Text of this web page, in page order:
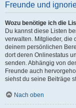
Freunde und
Wozu benötige ich die
Du kannst diese Listen
verwalten. Mitglieder, die
deinem persönlichen
dort deren Onlinestatus
senden. Abhängig von
Freunde auch
siehst du seine Beiträge
Nach oben